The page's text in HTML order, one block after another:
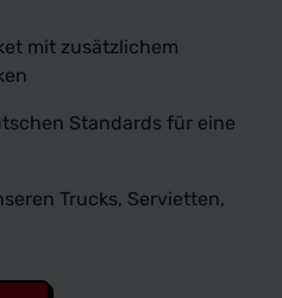
mit zusätzlichem
Standards für eine
Trucks, Servietten,